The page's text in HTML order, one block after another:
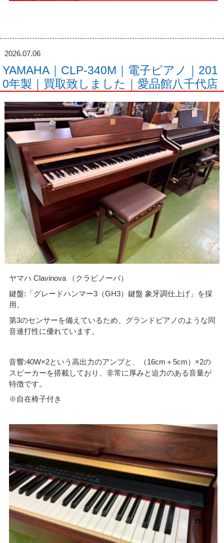
2026.07.06
YAMAHA｜CLP-340M｜電子ピアノ｜201
0年製｜買取致しました｜愛品館八千代店
ヤマハ Clavinova （クラビノーバ）
鍵盤:「グレードハンマー3（GH3）鍵盤 象牙調仕上げ」を採
用。
第3のセンサーを備えているため、グランドピアノのような同
音連打性に優れています。
音響:40W×2という高出力のアンプと、（16cm＋5cm）×2の
スピーカーを搭載しており、非常に厚みと迫力のある音量が
特徴です。
※自在椅子付き